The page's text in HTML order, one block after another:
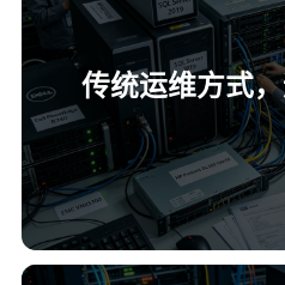
传统运维方式